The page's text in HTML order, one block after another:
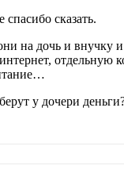
сказать.
на дочь и внучку
отдельную
у дочери